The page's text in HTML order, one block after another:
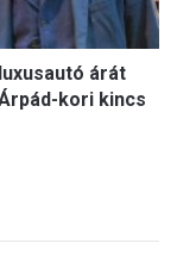
árát
kori kincs